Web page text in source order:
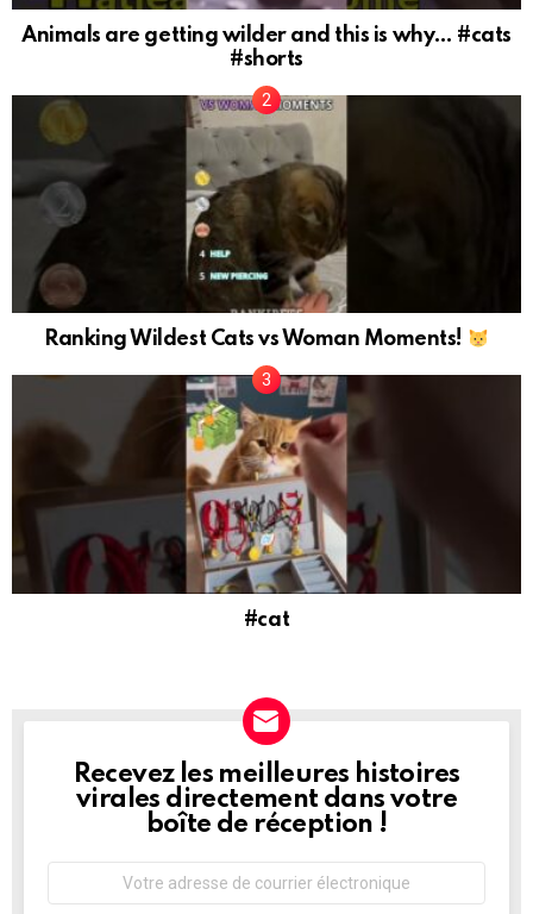
Animals are getting wilder and this is why… #cats
#shorts
Ranking Wildest Cats vs Woman Moments!
#cat
NEWSLETTER
Recevez les meilleures histoires
virales directement dans votre
boîte de réception !
courrier